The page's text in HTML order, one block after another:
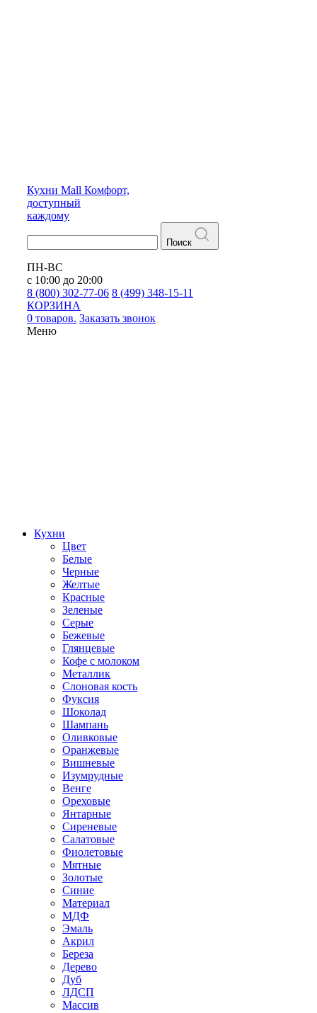
Кухни Mall Комфорт,
доступный
каждому
Поиск
ПН-ВС
с 10:00 до 20:00
8 (800) 302-77-06 8 (499) 348-15-11
КОРЗИНА
0 товаров. Заказать звонок
Меню
Кухни
Цвет
Белые
Черные
Желтые
Красные
Зеленые
Серые
Бежевые
Глянцевые
Кофе с молоком
Металлик
Слоновая кость
Фуксия
Шоколад
Шампань
Оливковые
Оранжевые
Вишневые
Изумрудные
Венге
Ореховые
Янтарные
Сиреневые
Салатовые
Фиолетовые
Мятные
Золотые
Синие
Материал
МДФ
Эмаль
Акрил
Береза
Дерево
Дуб
ЛДСП
Массив